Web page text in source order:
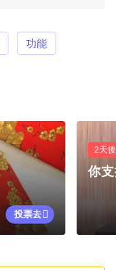
功能
投票去
2天
你